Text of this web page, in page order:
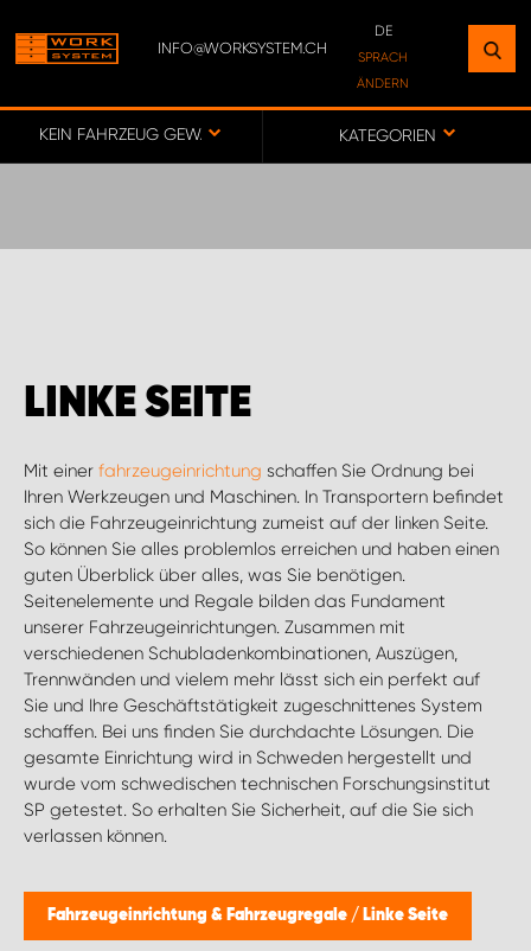
INFO@WORKSYSTEM.CH
DE
SPRACH
ÄNDERN
FR
KEIN FAHRZEUG GEWÄHLT KATEGORIEN
LINKE SEITE
Mit einer fahrzeugeinrichtung schaffen Sie Ordnung bei
Ihren Werkzeugen und Maschinen. In Transportern befindet
sich die Fahrzeugeinrichtung zumeist auf der linken Seite.
So können Sie alles problemlos erreichen und haben einen
guten Überblick über alles, was Sie benötigen.
Seitenelemente und Regale bilden das Fundament
unserer Fahrzeugeinrichtungen. Zusammen mit
verschiedenen Schubladenkombinationen, Auszügen,
Trennwänden und vielem mehr lässt sich ein perfekt auf
Sie und Ihre Geschäftstätigkeit zugeschnittenes System
schaffen. Bei uns finden Sie durchdachte Lösungen. Die
gesamte Einrichtung wird in Schweden hergestellt und
wurde vom schwedischen technischen Forschungsinstitut
SP getestet. So erhalten Sie Sicherheit, auf die Sie sich
verlassen können.
Fahrzeugeinrichtung & Fahrzeugregale / Linke Seite
FINDEN SIE EINEN STANDORT
IN IHRER NÄHE